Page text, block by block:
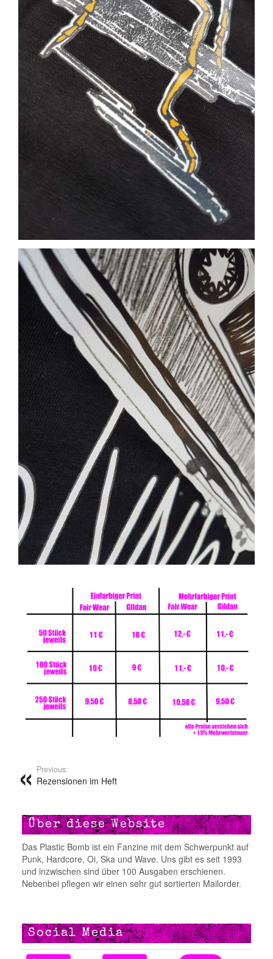
Previous:
Rezensionen im Heft
Über diese Website
Das Plastic Bomb ist ein Fanzine mit dem Schwerpunkt auf
Punk, Hardcore, Oi, Ska und Wave. Uns gibt es seit 1993
und inzwischen sind über 100 Ausgaben erschienen.
Nebenbei pflegen wir einen sehr gut sortierten Mailorder.
Social Media